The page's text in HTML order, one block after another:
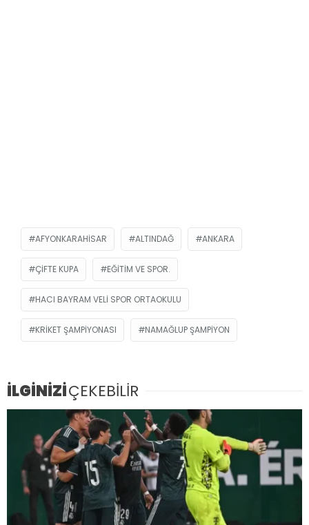
AFYONKARAHISAR ALTINDAĞ ANKARA
ÇIFTE KUPA EĞITIM VE SPOR.
HACI BAYRAM VELI SPOR ORTAOKULU
KRIKET ŞAMPIYONASI NAMAĞLUP ŞAMPIYON
İLGİNİZİÇEKEBİLİR